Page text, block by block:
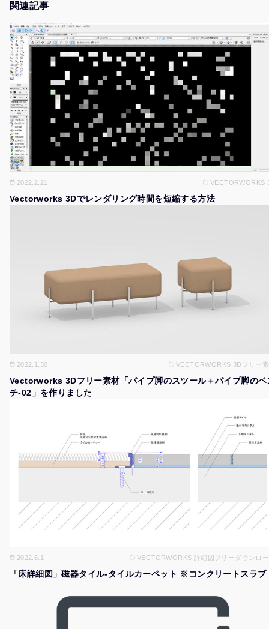
関連記事
2022.2.21 VECTORWORKS
Vectorworks 3Dでレンダリング時間を短縮する方法
2022.1.30 VECTORWORKS 3Dフリー
Vectorworks 3Dフリー素材「パイプ脚のスツール＋パイプ脚のベ
チ-02」を作りました
2022.6.1 VECTORWORKS 詳細図フリーダウンロ
「床詳細図」磁器タイル-タイルカーペット ※コンクリートスラブ